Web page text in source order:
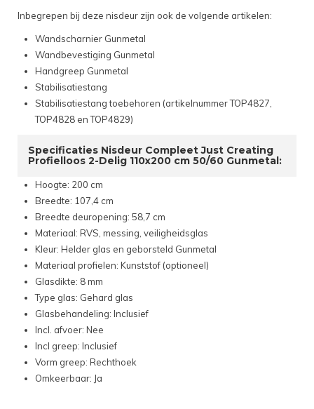
Inbegrepen bij deze nisdeur zijn ook de volgende artikelen:
Wandscharnier Gunmetal
Wandbevestiging Gunmetal
Handgreep Gunmetal
Stabilisatiestang
Stabilisatiestang toebehoren (artikelnummer TOP4827,
TOP4828 en TOP4829)
Specificaties Nisdeur Compleet Just Creating
Profielloos 2-Delig 110x200 cm 50/60 Gunmetal:
Hoogte: 200 cm
Breedte: 107,4 cm
Breedte deuropening: 58,7 cm
Materiaal: RVS, messing, veiligheidsglas
Kleur: Helder glas en geborsteld Gunmetal
Materiaal profielen: Kunststof (optioneel)
Glasdikte: 8 mm
Type glas: Gehard glas
Glasbehandeling: Inclusief
Incl. afvoer: Nee
Incl greep: Inclusief
Vorm greep: Rechthoek
Omkeerbaar: Ja